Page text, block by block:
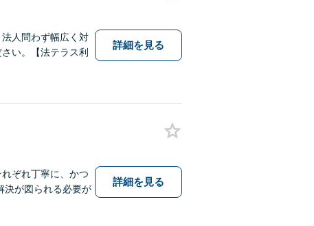
人問わず幅広く対
い。【法テラス利
詳細を見る
ぞれ丁寧に、かつ
決が図られる必要が
詳細を見る